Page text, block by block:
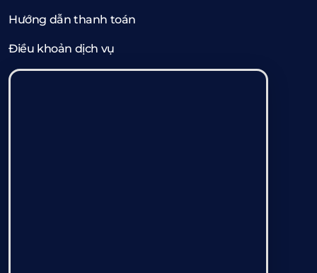
Hướng dẫn thanh toán
Điều khoản dịch vụ